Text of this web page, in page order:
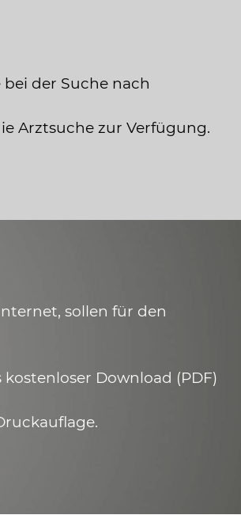
der Suche nach
Arztsuche zur Verfügung.
sollen für den
Download (PDF)